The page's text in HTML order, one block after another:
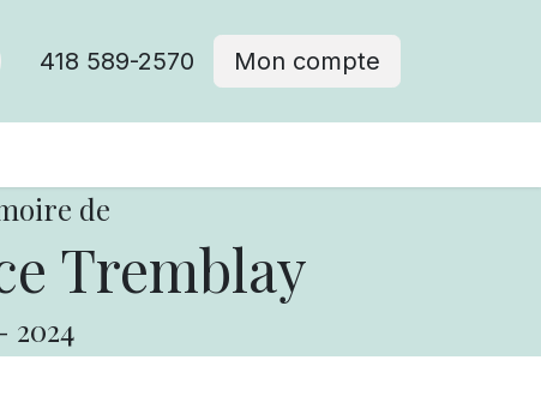
418 589-2570 Mon compte
de
Tremblay
2024